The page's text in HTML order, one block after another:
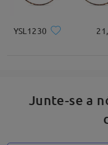
YSL1230
Junte-se a